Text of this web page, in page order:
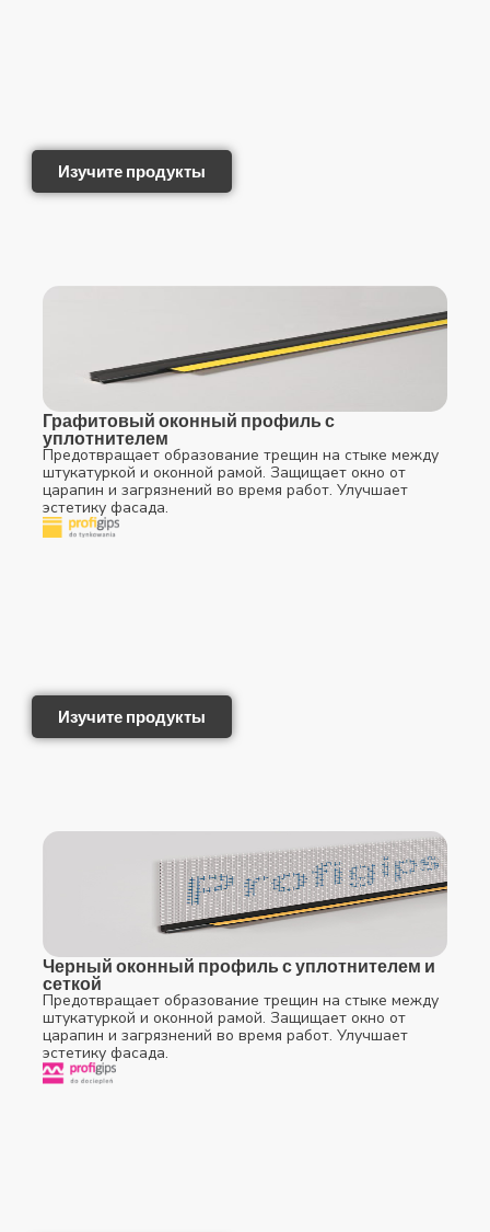
Изучите продукты
Графитовый оконный профиль с
уплотнителем
Предотвращает образование трещин на стыке между
штукатуркой и оконной рамой. Защищает окно от
царапин и загрязнений во время работ. Улучшает
эстетику фасада.
Изучите продукты
Черный оконный профиль с уплотнителем и
сеткой
Предотвращает образование трещин на стыке между
штукатуркой и оконной рамой. Защищает окно от
царапин и загрязнений во время работ. Улучшает
эстетику фасада.